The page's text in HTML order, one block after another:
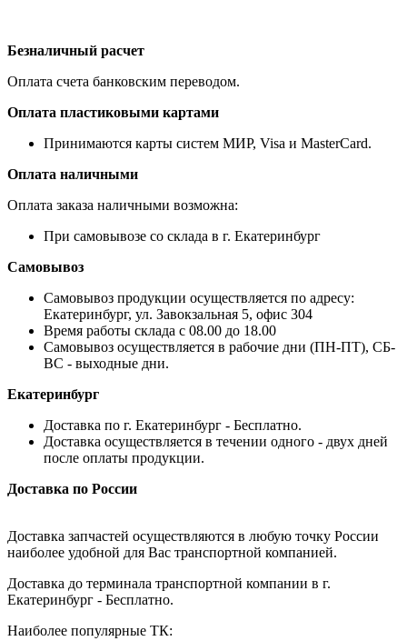
Безналичный расчет
Оплата счета банковским переводом.
Оплата пластиковыми картами
Принимаются карты систем МИР, Visa и MasterCard.
Оплата наличными
Оплата заказа наличными возможна:
При самовывозе со склада в г. Екатеринбург
Самовывоз
Самовывоз продукции осуществляется по адресу:
Екатеринбург, ул. Завокзальная 5, офис 304
Время работы склада с 08.00 до 18.00
Самовывоз осуществляется в рабочие дни (ПН-ПТ), СБ-
ВС - выходные дни.
Екатеринбург
Доставка по г. Екатеринбург - Бесплатно.
Доставка осуществляется в течении одного - двух дней
после оплаты продукции.
Доставка по России
Доставка запчастей осуществляются в любую точку России
наиболее удобной для Вас транспортной компанией.
Доставка до терминала транспортной компании в г.
Екатеринбург - Бесплатно.
Наиболее популярные ТК: